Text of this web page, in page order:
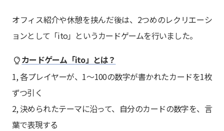
オフィス紹介や休憩を挟んだ後は、2つめのレクリエーシ
ョンとして「ito」というカードゲームを行いました。
カードゲーム「ito」とは？
1, 各プレイヤーが、1～100の数字が書かれたカードを1枚
ずつ引く
2, 決められたテーマに沿って、自分のカードの数字を、言
葉で表現する